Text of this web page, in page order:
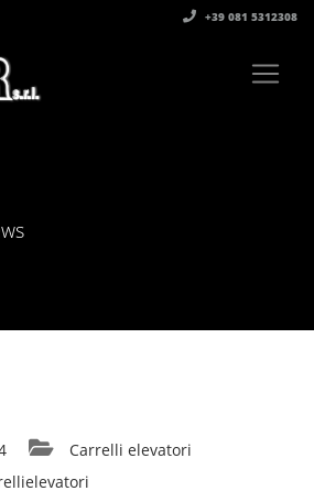
+39 081 5312308‬
Carrelli elevatori